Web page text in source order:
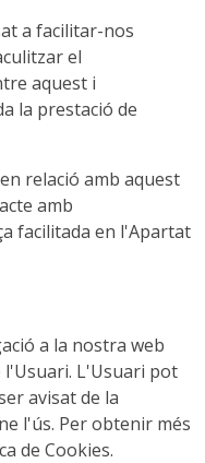
a facilitar-nos
el
aquest i
la prestació de
relació amb aquest
amb
facilitada en l'Apartat
a la nostra web
L'Usuari pot
avisat de la
l'ús. Per obtenir més
de Cookies.